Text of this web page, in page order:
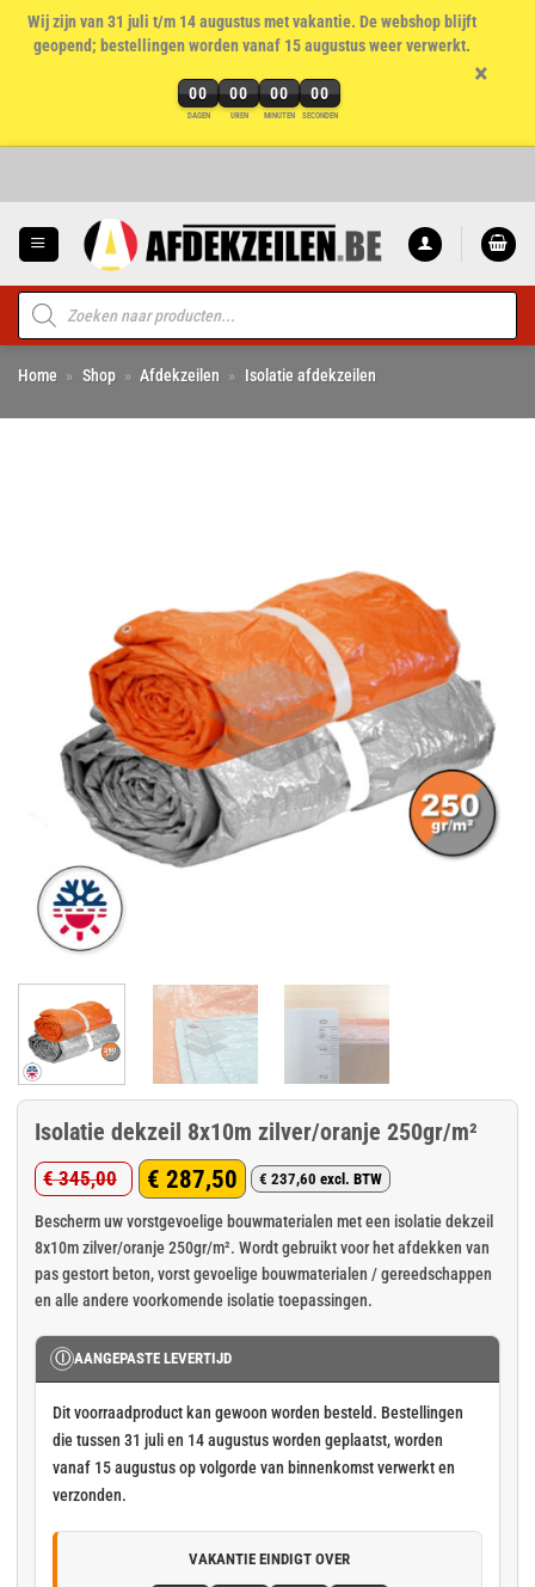
Wij zijn van 31 juli t/m 14 augustus met vakantie. De webshop blijft
geopend; bestellingen worden vanaf 15 augustus weer verwerkt.
00
DAGEN
00
UREN
00
MINUTEN
00
SECONDEN
×
Producten
zoeken
Home » Shop » Afdekzeilen » Isolatie afdekzeilen
Isolatie dekzeil 8x10m zilver/oranje 250gr/m²
€345,00
Oorspronkelijke
prijs
was:
€ 345,00.
€ 287,50
Huidige
prijs
is:
€ 287,50.
€ 237,60 excl. BTW
Bescherm uw vorstgevoelige bouwmaterialen met een isolatie dekzeil
8x10m zilver/oranje 250gr/m². Wordt gebruikt voor het afdekken van
pas gestort beton, vorst gevoelige bouwmaterialen / gereedschappen
en alle andere voorkomende isolatie toepassingen.
Ⓘ AANGEPASTE LEVERTIJD
Dit voorraadproduct kan gewoon worden besteld. Bestellingen
die tussen 31 juli en 14 augustus worden geplaatst, worden
vanaf 15 augustus op volgorde van binnenkomst verwerkt en
verzonden.
VAKANTIE EINDIGT OVER